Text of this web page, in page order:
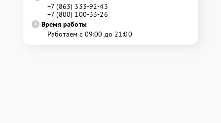
+7 (863) 333-92-43
+7 (800) 100-33-26
Время работы
Работаем с 09:00 до 21:00